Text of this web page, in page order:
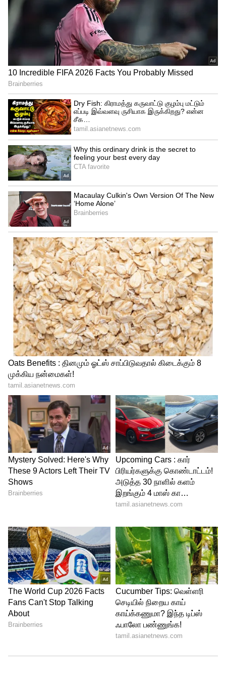
சிவகார்த்திகேயனின் லிரிக்ஸில் அனிருத்
மற்றும் ஜோனிடா காந்தி இணைந்து பாடிய
இப்பாடல் வெளியானது முதலே சமூக
வலைதளங்களை ஆக்கிரமித்தது.
இப்பாடலின் மிகப்பெரிய பிளஸ் என்றால்
அது விஜய்யின் (Vijay) மெர்சலான நடனம்
தான். ஸ்டைலிஷ் லுக்கில் அவர் போடும்
துள்ளல் நடனத்தை ரசிகர்கள் மீண்டும்
மீண்டும் பார்க்க, பாடலும் வைரல் ஆனது.